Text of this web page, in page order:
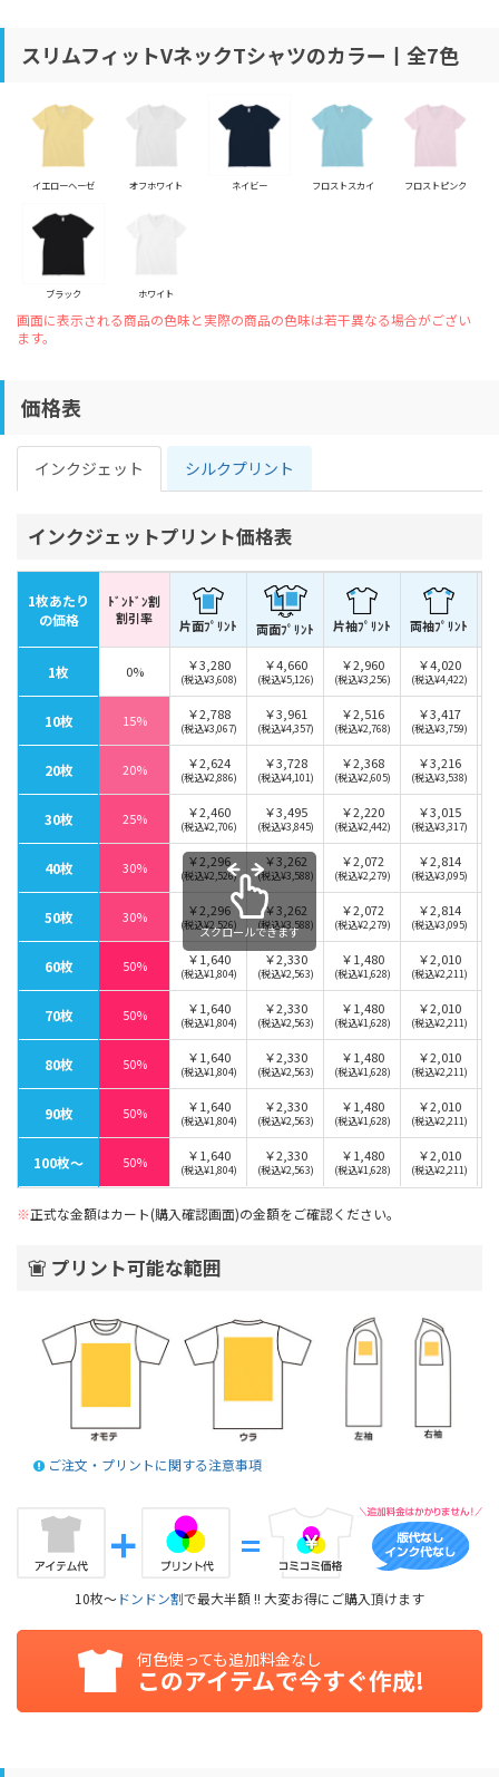
スリムフィットVネックTシャツのカラー丨全7色
イエローヘーゼ オフホワイト ネイビー フロストスカイ フロストピンク
ブラック ホワイト
画面に表示される商品の色味と実際の商品の色味は若干異なる場合がござい
ます。
価格表
インクジェット シルクプリント
インクジェットプリント価格表
1枚あたり
の価格
ﾄﾞﾝﾄﾞﾝ割
割引率
片面ﾌﾟﾘﾝﾄ 両面ﾌﾟﾘﾝﾄ 片袖ﾌﾟﾘﾝﾄ 両袖ﾌﾟﾘﾝﾄ
1枚 0% ￥3,280
(税込¥3,608)
￥4,660
(税込¥5,126)
￥2,960
(税込¥3,256)
￥4,020
(税込¥4,422)
10枚 15% ￥2,788
(税込¥3,067)
￥3,961
(税込¥4,357)
￥2,516
(税込¥2,768)
￥3,417
(税込¥3,759)
20枚 20% ￥2,624
(税込¥2,886)
￥3,728
(税込¥4,101)
￥2,368
(税込¥2,605)
￥3,216
(税込¥3,538)
30枚 25% ￥2,460
(税込¥2,706)
￥3,495
(税込¥3,845)
￥2,220
(税込¥2,442)
￥3,015
(税込¥3,317)
40枚 30% ￥2,296
(税込¥2,526)
￥3,262
(税込¥3,588)
￥2,072
(税込¥2,279)
￥2,814
(税込¥3,095)
50枚 30% ￥2,296
(税込¥2,526)
￥3,262
(税込¥3,588)
￥2,072
(税込¥2,279)
￥2,814
(税込¥3,095)
60枚 50% ￥1,640
(税込¥1,804)
￥2,330
(税込¥2,563)
￥1,480
(税込¥1,628)
￥2,010
(税込¥2,211)
70枚 50% ￥1,640
(税込¥1,804)
￥2,330
(税込¥2,563)
￥1,480
(税込¥1,628)
￥2,010
(税込¥2,211)
80枚 50% ￥1,640
(税込¥1,804)
￥2,330
(税込¥2,563)
￥1,480
(税込¥1,628)
￥2,010
(税込¥2,211)
90枚 50% ￥1,640
(税込¥1,804)
￥2,330
(税込¥2,563)
￥1,480
(税込¥1,628)
￥2,010
(税込¥2,211)
100枚〜 50% ￥1,640
(税込¥1,804)
￥2,330
(税込¥2,563)
￥1,480
(税込¥1,628)
￥2,010
(税込¥2,211)
スクロールできます
※正式な金額はカート(購入確認画面)の金額をご確認ください。
プリント可能な範囲
ご注文・プリントに関する注意事項
10枚～ドンドン割で最大半額 !! 大変お得にご購入頂けます
何色使っても追加料金なし
このアイテムで今すぐ作成!